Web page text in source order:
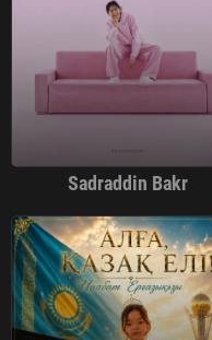
Sadraddin Bakr